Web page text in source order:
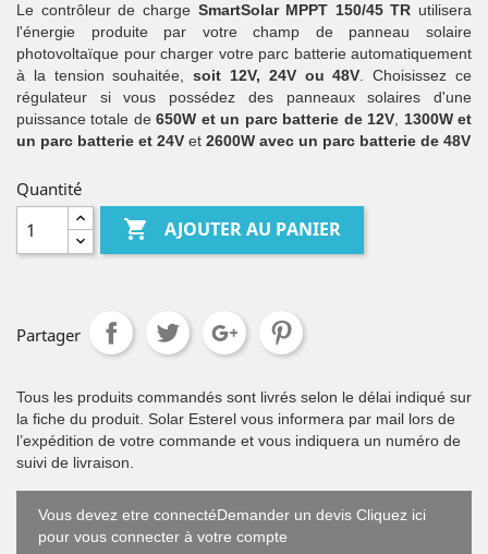
Le contrôleur de charge SmartSolar MPPT 150/45 TR utilisera
l'énergie produite par votre champ de panneau solaire
photovoltaïque pour charger votre parc batterie automatiquement
à la tension souhaitée,soit 12V, 24V ou 48V . Choisissez ce
régulateur si vous possédez des panneaux solaires d'une
puissance totale de650W et un parc batterie de 12V
1300W et
un parc batterie et 24V et 2600W avec un parc batterie de 48V
Quantité
 AJOUTER AU PANIER
Partager
Tous les produits commandés sont livrés selon le délai indiqué sur
la fiche du produit. Solar Esterel vous informera par mail lors de
l’expédition de votre commande et vous indiquera un numéro de
suivi de livraison.
Vous devez etre connectéDemander un devis Cliquez ici
pour vous connecter à votre compte